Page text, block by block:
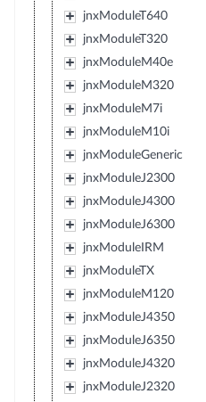
jnxModuleT640
jnxModuleT320
jnxModuleM40e
jnxModuleM320
jnxModuleM7i
jnxModuleM10i
jnxModuleGeneric
jnxModuleJ2300
jnxModuleJ4300
jnxModuleJ6300
jnxModuleIRM
jnxModuleTX
jnxModuleM120
jnxModuleJ4350
jnxModuleJ6350
jnxModuleJ4320
jnxModuleJ2320